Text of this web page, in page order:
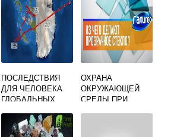
ПОСЛЕДСТВИЯ
ДЛЯ ЧЕЛОВЕКА
ГЛОБАЛЬНЫХ
ИЗМЕНЕНИЙ В
ДРЕВНОСТИ
ОХРАНА
ОКРУЖАЮЩЕЙ
СРЕДЫ ПРИ